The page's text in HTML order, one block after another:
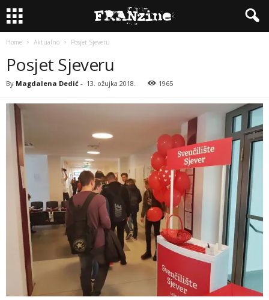
Home Aktualno Posjet Sjeveru
Posjet Sjeveru
By Magdalena Dedić - 13. ožujka 2018. 1965